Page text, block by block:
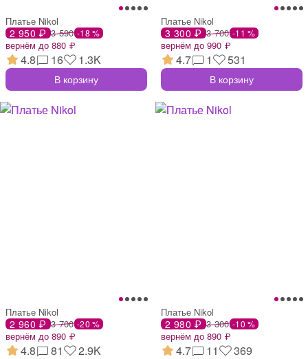
Платье Nikol
2 950 ₽ 3 590 -18 %
вернём до 880 ₽
4.8 16 1.3K
В корзину
Платье Nikol
3 300 ₽ 3 700 -11 %
вернём до 990 ₽
4.7 1 531
В корзину
Платье Nikol
2 960 ₽ 3 700 -20 %
вернём до 890 ₽
4.8 81 2.9K
Платье Nikol
2 980 ₽ 3 300 -10 %
вернём до 890 ₽
4.7 11 369